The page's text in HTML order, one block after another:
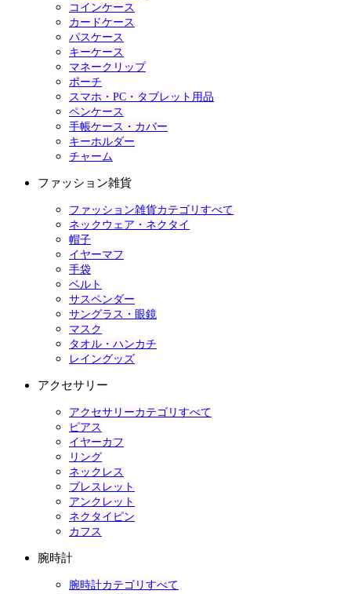
コインケース
カードケース
パスケース
キーケース
マネークリップ
ポーチ
スマホ・PC・タブレット用品
ペンケース
手帳ケース・カバー
キーホルダー
チャーム
ファッション雑貨
ファッション雑貨カテゴリすべて
ネックウェア・ネクタイ
帽子
イヤーマフ
手袋
ベルト
サスペンダー
サングラス・眼鏡
マスク
タオル・ハンカチ
レイングッズ
アクセサリー
アクセサリーカテゴリすべて
ピアス
イヤーカフ
リング
ネックレス
ブレスレット
アンクレット
ネクタイピン
カフス
腕時計
腕時計カテゴリすべて